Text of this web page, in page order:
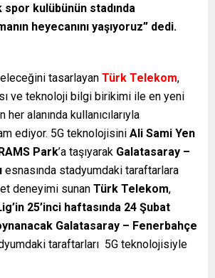
spor kulübünün stadında
heyecanını yaşıyoruz” dedi.
tasarlayan Türk Telekom,
ve teknoloji bilgi birikimi ile en yeni
alanında kullanıcılarıyla
ediyor. 5G teknolojisini Ali Sami Yen
Park’a taşıyarak Galatasaray –
esnasında stadyumdaki taraftarlara
deneyimi sunan Türk Telekom,
25’inci haftasında 24 Şubat
Galatasaray – Fenerbahçe
taraftarları 5G teknolojisiyle